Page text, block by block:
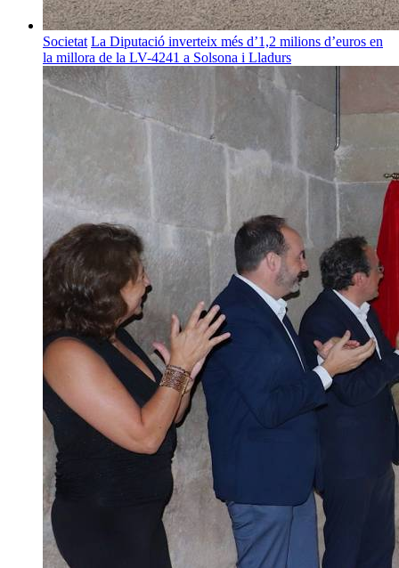
Societat La Diputació inverteix més d’1,2 milions d’euros en
la millora de la LV-4241 a Solsona i Lladurs